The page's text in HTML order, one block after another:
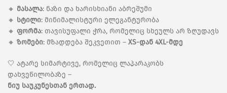
🔸 მასალა: ნაზი და ხარისხიანი აბრეშუმი
🔸 სტილი: მინიმალისტური ელეგანტურობა
🔸 ფორმა: თავისუფალი ჭრა, რომელიც სხეულს არ ზღუდავს
🔸 ზომები: მზადდება შეკვეთით – XS-დან 4XL-მდე
🤍 ატარე სიმარტივე, რომელიც ლაპარაკობს
დახვეწილობაზე –
ნიუ საუკუნესთან ერთად.